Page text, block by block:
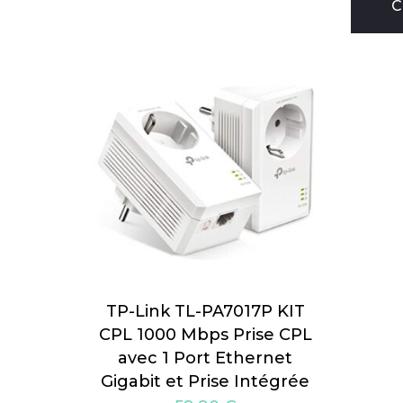
TP-Link TL-PA7017P KIT
CPL 1000 Mbps Prise CPL
avec 1 Port Ethernet
Gigabit et Prise Intégrée